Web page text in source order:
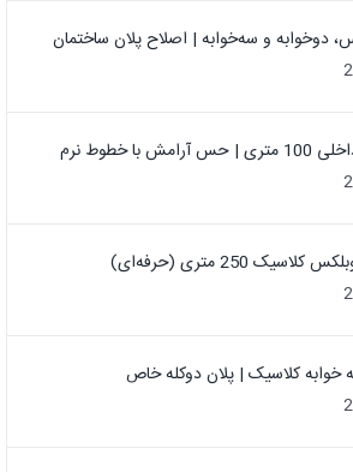
دوخوابه و سه‌خوابه | اصلاح پلان ساختمان
با خطوط نرم
250 متری (حرفه‌ای)
خوابه کلاسیک | پلان دوکله خاص